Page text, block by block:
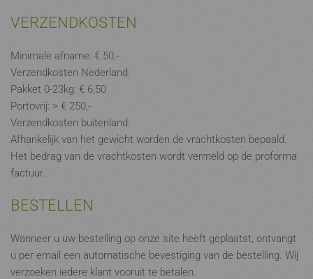
VERZENDKOSTEN
Minimale afname: € 50,-
Verzendkosten Nederland:
Pakket 0-23kg: € 6,50
Portovrij: > € 250,-
Verzendkosten buitenland:
Afhankelijk van het gewicht worden de vrachtkosten bepaald.
Het bedrag van de vrachtkosten wordt vermeld op de proforma
factuur.
BESTELLEN
Wanneer u uw bestelling op onze site heeft geplaatst, ontvangt
u per email een automatische bevestiging van de bestelling. Wij
verzoeken iedere klant vooruit te betalen.